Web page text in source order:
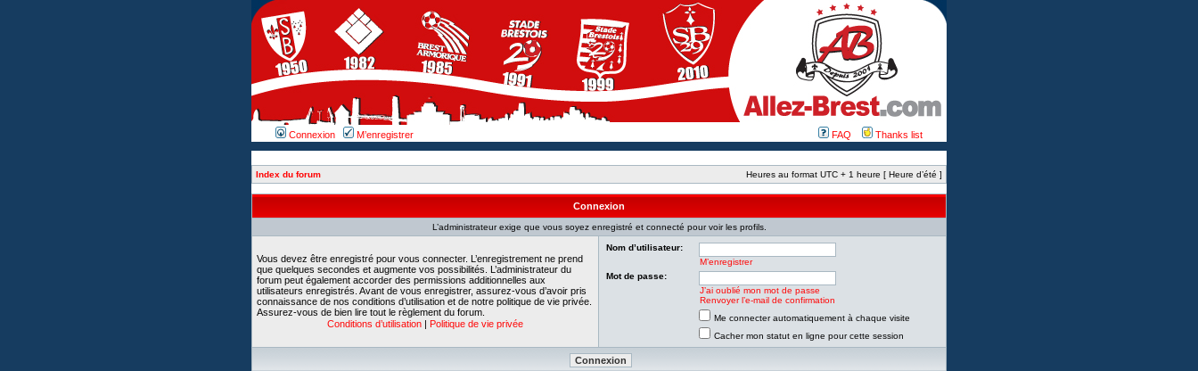
Connexion M’enregistrer FAQ Thanks list
Index du forum Heures au format UTC + 1 heure [ Heure d’été ]
Connexion
L’administrateur exige que vous soyez enregistré et connecté pour voir les profils.
Vous devez être enregistré pour vous connecter. L’enregistrement ne prend
que quelques secondes et augmente vos possibilités. L’administrateur du
forum peut également accorder des permissions additionnelles aux
utilisateurs enregistrés. Avant de vous enregistrer, assurez-vous d’avoir pris
connaissance de nos conditions d’utilisation et de notre politique de vie privée.
Assurez-vous de bien lire tout le règlement du forum.
Conditions d’utilisation | Politique de vie privée
Nom d’utilisateur:
M’enregistrer
Mot de passe:
J’ai oublié mon mot de passe
Renvoyer l’e-mail de confirmation
Me connecter automatiquement à chaque visite
Cacher mon statut en ligne pour cette session